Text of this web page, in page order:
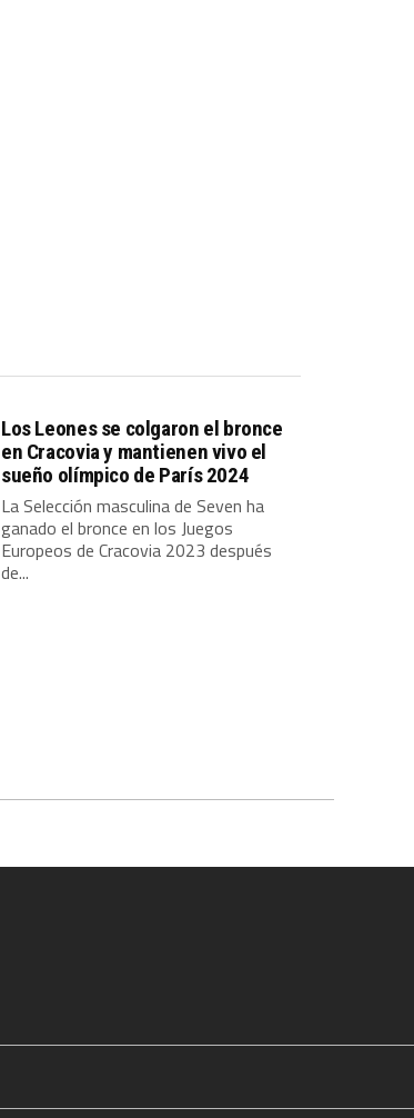
Los Leones se colgaron el bronce
en Cracovia y mantienen vivo el
sueño olímpico de París 2024
La Selección masculina de Seven ha
ganado el bronce en los Juegos
Europeos de Cracovia 2023 después
de...